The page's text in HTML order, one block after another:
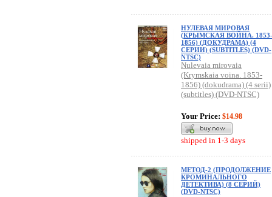
НУЛЕВАЯ МИРОВАЯ
(КРЫМСКАЯ ВОЙНА. 1853-
1856) (ДОКУДРАМА) (4
СЕРИИ) (SUBTITLES) (DVD-
NTSC)
Nulevaia mirovaia
(Krymskaia voina. 1853-
1856) (dokudrama) (4 serii)
(subtitles) (DVD-NTSC)
Your Price: $14.98
shipped in 1-3 days
МЕТОД-2 (ПРОДОЛЖЕНИЕ
КРОМИНАЛЬНОГО
ДЕТЕКТИВА) (8 СЕРИЙ)
(DVD-NTSC)